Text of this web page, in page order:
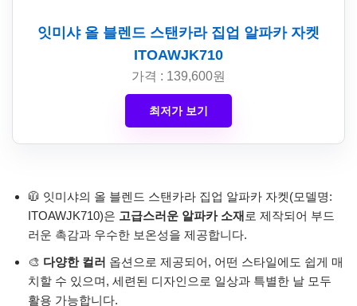
잇미샤 올 블렌드 스탠카라 집업 알파카 자켓
ITOAWJK710
가격 : 139,600원
최저가 보기
🧥 잇미샤의 올 블렌드 스탠카라 집업 알파카 자켓(모델명:
ITOAWJK710)은 고급스러운 알파카 소재 로 제작되어 부드
러운 촉감과 우수한 보온성을 제공합니다.
🎨 다양한 컬러 옵션으로 제공되어, 어떤 스타일에도 쉽게 매
치할 수 있으며, 세련된 디자인으로 일상과 특별한 날 모두
활용 가능합니다.